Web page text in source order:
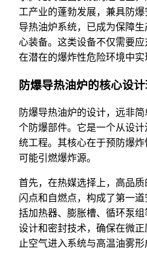
工产业的蓬勃发展，兼具防
导热油炉系统，已成为保障
心装备。这类设备不仅需要
在潜在的爆炸性危险环境中实
防爆导热油炉的核心设
防爆导热油炉的设计，远非
个防爆部件。它是一个从设
统工程。其核心在于预防爆
可能引燃爆炸源。
首先，在热媒选择上，高品
闪点和自燃点，构成了第一
括加热器、膨胀槽、循环泵
设计和密封技术，确保在微
止空气进入系统与高温油雾形